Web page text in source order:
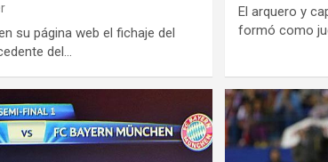
su página web el fichaje del
del…
El arquero y
formó como